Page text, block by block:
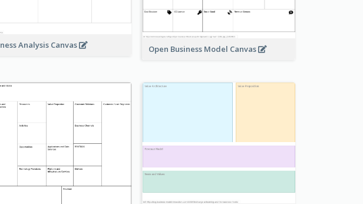
Analysis Canvas
Open Business Model Canvas